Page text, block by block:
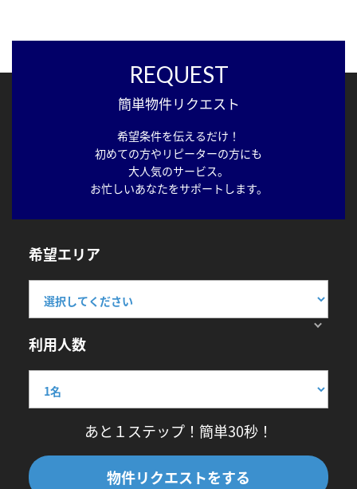
REQUEST
簡単物件リクエスト
希望条件を伝えるだけ！
初めての方やリピーターの方にも
大人気のサービス。
お忙しいあなたをサポートします。
希望エリア
利用人数
あと１ステップ！簡単30秒！
物件リクエストをする